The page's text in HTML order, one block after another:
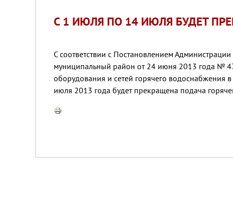
С 1 ИЮЛЯ ПО 14 ИЮЛЯ БУДЕТ
С соответствии с Постановлением
муниципальный район от 24 июня 2013 года №
оборудования и сетей горячего
июля 2013 года будет прекращена подача